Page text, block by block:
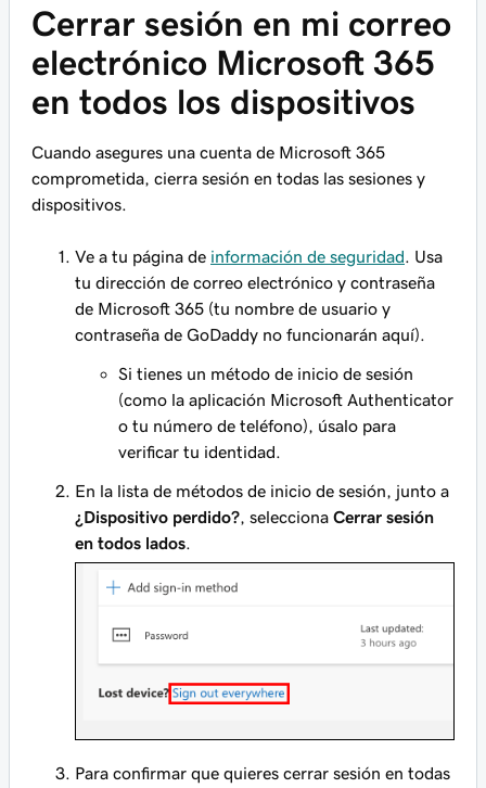
Cerrar sesión en mi correo
electrónico Microsoft 365
en todos los dispositivos
Cuando asegures una cuenta de Microsoft 365
comprometida, cierra sesión en todas las sesiones y
dispositivos.
Ve a tu página de información de seguridad . Usa
tu dirección de correo electrónico y contraseña
de Microsoft 365 (tu nombre de usuario y
contraseña de GoDaddy no funcionarán aquí).
Si tienes un método de inicio de sesión
(como la aplicación Microsoft Authenticator
o tu número de teléfono), úsalo para
verificar tu identidad.
En la lista de métodos de inicio de sesión, junto a
¿Dispositivo perdido? , selecciona Cerrar sesión
en todos lados
Para confirmar que quieres cerrar sesión en todas